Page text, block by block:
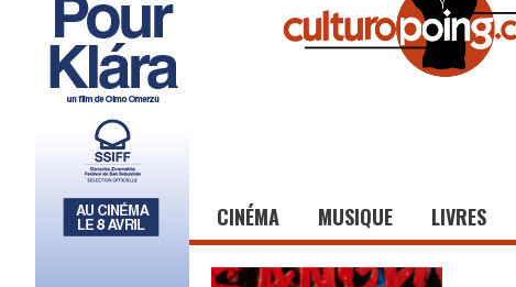
CINÉMA MUSIQUE LIVRES